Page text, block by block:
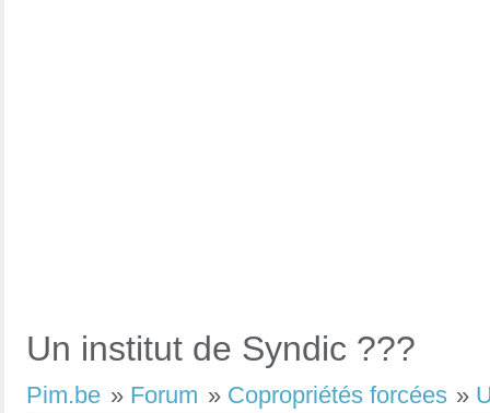
Un institut de Syndic ???
Pim.be » Forum » Copropriétés forcées »